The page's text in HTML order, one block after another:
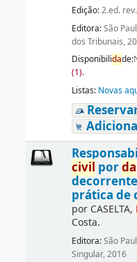
Edição:2.ed.
Editora:São
dos Tribunais,
Disponibilidade:
(1).
Listas: Novas
civil porda
prática de
por CASELTA,
Costa.
Editora:São
Singular, 2016